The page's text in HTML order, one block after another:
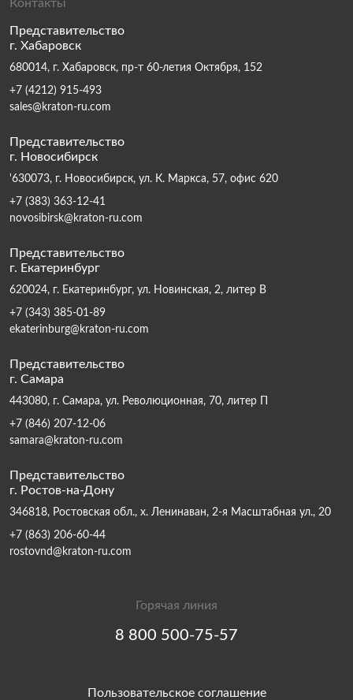
Контакты
Представительство
г. Хабаровск
680014, г. Хабаровск, пр-т 60-летия Октября, 152
+7 (4212) 915-493
sales@kraton-ru.com
Представительство
г. Новосибирск
'630073, г. Новосибирск, ул. К. Маркса, 57, офис 620
+7 (383) 363-12-41
novosibirsk@kraton-ru.com
Представительство
г. Екатеринбург
620024, г. Екатеринбург, ул. Новинская, 2, литер В
+7 (343) 385-01-89
ekaterinburg@kraton-ru.com
Представительство
г. Самара
443080, г. Самара, ул. Революционная, 70, литер П
+7 (846) 207-12-06
samara@kraton-ru.com
Представительство
г. Ростов-на-Дону
346818, Ростовская обл., х. Ленинаван, 2-я Масштабная ул., 20
+7 (863) 206-60-44
rostovnd@kraton-ru.com
Горячая линия
8 800 500-75-57
Пользовательское соглашение